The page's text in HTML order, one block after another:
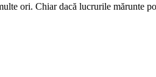
ori. Chiar dacă lucrurile